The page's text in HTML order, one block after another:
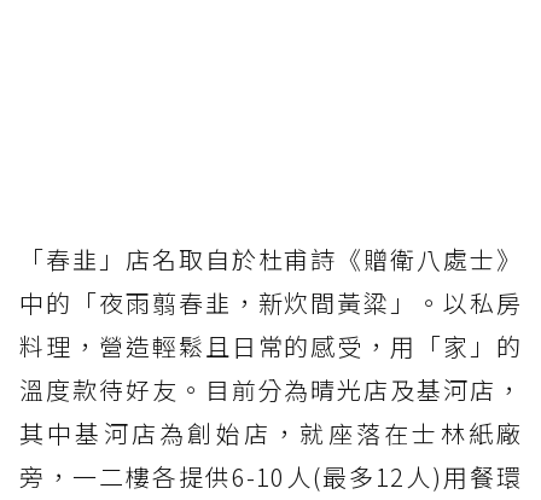
「春韭」店名取自於杜甫詩《贈衛八處士》
中的「夜雨翦春韭，新炊間黃粱」。以私房
料理，營造輕鬆且日常的感受，用「家」的
溫度款待好友。目前分為晴光店及基河店，
其中基河店為創始店，就座落在士林紙廠
旁，一二樓各提供6-10人(最多12人)用餐環